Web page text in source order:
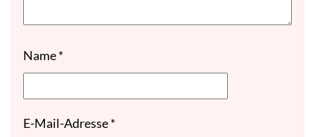
Name*
E-Mail-Adresse*